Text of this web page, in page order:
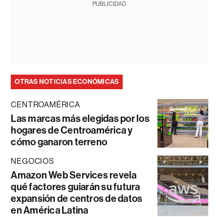
PUBLICIDAD
OTRAS NOTICIAS ECONÓMICAS
CENTROAMÉRICA
Las marcas más elegidas por los
hogares de Centroamérica y
cómo ganaron terreno
NEGOCIOS
Amazon Web Services revela
qué factores guiarán su futura
expansión de centros de datos
en América Latina